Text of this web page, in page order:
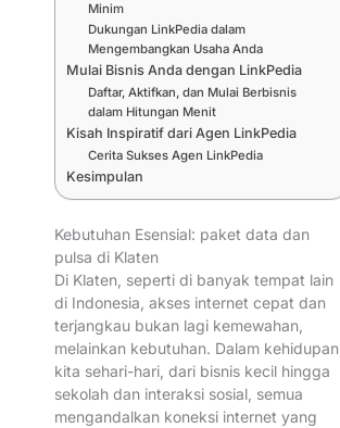
Minim
Dukungan LinkPedia dalam
Mengembangkan Usaha Anda
Mulai Bisnis Anda dengan LinkPedia
Daftar, Aktifkan, dan Mulai Berbisnis
dalam Hitungan Menit
Kisah Inspiratif dari Agen LinkPedia
Cerita Sukses Agen LinkPedia
Kesimpulan
Kebutuhan Esensial: paket data dan
pulsa di Klaten
Di Klaten, seperti di banyak tempat lain
di Indonesia, akses internet cepat dan
terjangkau bukan lagi kemewahan,
melainkan kebutuhan. Dalam kehidupan
kita sehari-hari, dari bisnis kecil hingga
sekolah dan interaksi sosial, semua
mengandalkan koneksi internet yang